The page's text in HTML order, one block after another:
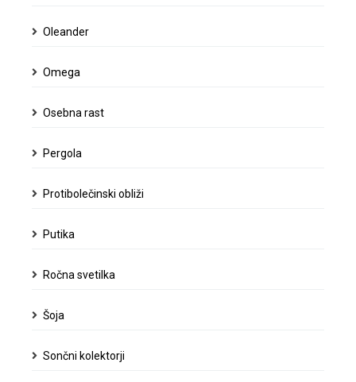
Oleander
Omega
Osebna rast
Pergola
Protibolečinski obliži
Putika
Ročna svetilka
Šoja
Sončni kolektorji